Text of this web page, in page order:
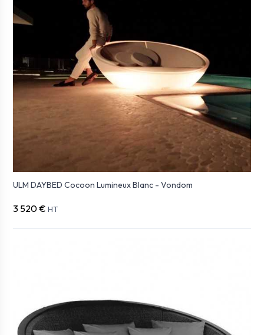
ULM DAYBED Cocoon Lumineux Blanc - Vondom
3 520 € HT